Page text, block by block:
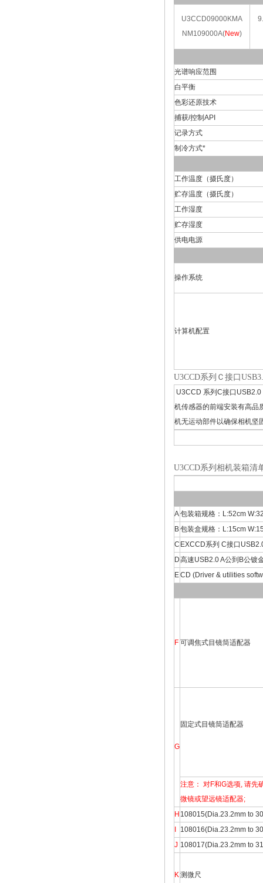
U3CCD09000KMA
NM109000A(New)
光谱响应范围
白平衡
色彩还原技术
捕获/控制API
记录方式
制冷方式*
工作温度（摄氏度）
贮存温度（摄氏度）
工作湿度
贮存湿度
供电电源
操作系统
计算机配置
U3CCD系列Ｃ接口
U3CCD 系列C接口
机传感器的前端安装有高品
机无运动部件以确保相机坚
U3CCD系列相机装箱清
A包装箱规格：L:52cm
B包装盒规格：L:15cm
C EXCCD系列 C接口
D高速USB2.0 A公到B公镀
ECD (Driver & utilities
F 可调焦式目镜筒适配器
G
固定式目镜筒适配器
注意： 对F和G选项, 请先
微镜或望远镜适配器;
H 108015(Dia.23.2mm to
108016(Dia.23.2mm to
J 108017(Dia.23.2mm to
K测微尺